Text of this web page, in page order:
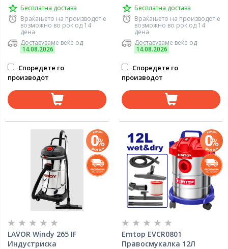
Бесплатна достава
Враќањето на производот е
возможно во рок од 14
дена
Доставуваме веќе од
14.08.2026
Споредете го
производот
Бесплатна достава
Враќањето на производот е
возможно во рок од 14
дена
Доставуваме веќе од
14.08.2026
Споредете го
производот
LAVOR Windy 265 IF
Индустриска
Emtop EVCR0801
Правосмукалка 12Л